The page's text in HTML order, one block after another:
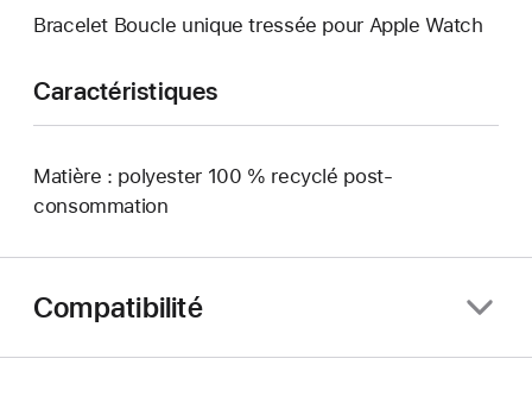
Bracelet Boucle unique tressée pour Apple Watch
Caractéristiques
Matière : polyester 100 % recyclé post-
consommation
Compatibilité